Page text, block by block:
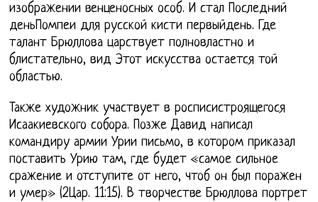
изображении венценосных особ. И стал Последний
деньПомпеи для русской кисти первыйдень. Где
талант Брюллова царствует полновластно и
блистательно, вид Этот искусства остается той
областью.
Также художник участвует в росписистроящегося
Исаакиевского собора. Позже Давид написал
командиру армии Урии письмо, в котором приказал
поставить Урию там, где будет «самое сильное
сражение и отступите от него, чтоб он был поражен
и умер» (2Цар. 11:15). В творчестве Брюллова портрет